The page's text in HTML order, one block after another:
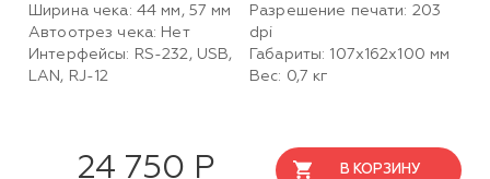
Ширина чека: 44 мм, 57 мм
Автоотрез чека: Нет
Интерфейсы: RS-232, USB,
LAN, RJ-12
Разрешение печати: 203
dpi
Габариты: 107х162х100 мм
Вес: 0,7 кг
24 750 Р В КОРЗИНУ